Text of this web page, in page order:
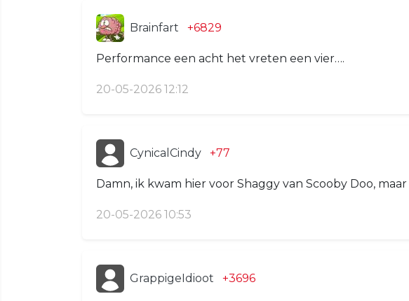
Brainfart +6829
Performance een acht het vreten een vier….
20-05-2026 12:12
CynicalCindy +77
Damn, ik kwam hier voor Shaggy van Scooby Doo, maar
20-05-2026 10:53
GrappigeIdioot +3696